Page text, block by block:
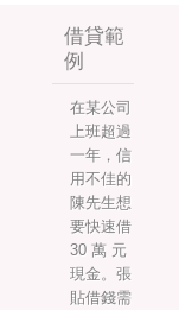
借貸範
例
在某公司
上班超過
一年，信
用不佳的
陳先生想
要快速借
30 萬 元
現金。張
貼借錢需